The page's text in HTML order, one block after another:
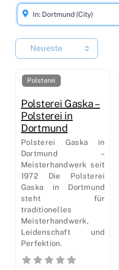
Neueste
Polsterei
Polsterei Gaska –
Polsterei in
Dortmund
Polsterei Gaska in
Dortmund –
Meisterhandwerk seit
1972 Die Polsterei
Gaska in Dortmund
steht für
traditionelles
Meisterhandwerk,
Leidenschaft und
Perfektion.